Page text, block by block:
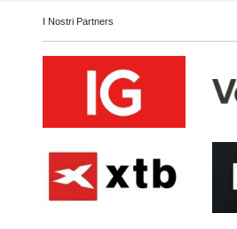
I Nostri Partners